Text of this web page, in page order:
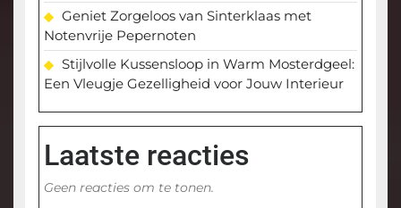
Geniet Zorgeloos van Sinterklaas met
Notenvrije Pepernoten
Stijlvolle Kussensloop in Warm Mosterdgeel:
Een Vleugje Gezelligheid voor Jouw Interieur
Laatste reacties
Geen reacties om te tonen.